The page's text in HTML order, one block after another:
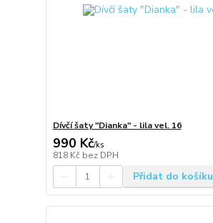
Dívčí šaty "Dianka" - lila vel. 16
990 Kč/ks
818 Kč bez DPH
Přidat do košíku